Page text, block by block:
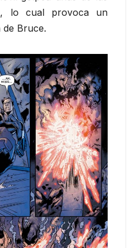
lo cual provoca un
Bruce.